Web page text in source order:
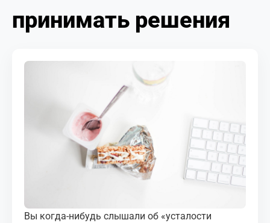
ДОКУМЕНТЫ
КОНТАКТЫ
принимать решения
Вы когда-нибудь слышали об «усталости